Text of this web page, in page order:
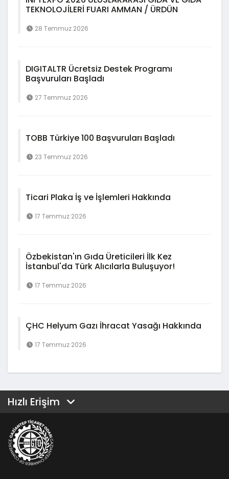
TEKNOLOJİLERİ FUARI AMMAN / ÜRDÜN
28 Temmuz 2026
DIGITALTR Ücretsiz Destek Programı
Başvuruları Başladı
27 Temmuz 2026
TOBB Türkiye 100 Başvuruları Başladı
23 Temmuz 2026
Ticari Plaka İş ve İşlemleri Hakkında
17 Temmuz 2026
Özbekistan'ın Gıda Üreticileri İlk Kez
İstanbul'da Türk Alıcılarla Buluşuyor!
17 Temmuz 2026
ÇHC Helyum Gazı İhracat Yasağı Hakkında
17 Temmuz 2026
Hızlı Erişim